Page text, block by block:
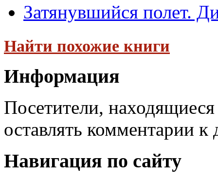
Затянувшийся полет.
Найти похожие книги
Информация
Посетители,
оставлять комментарии к
Навигация по сайту